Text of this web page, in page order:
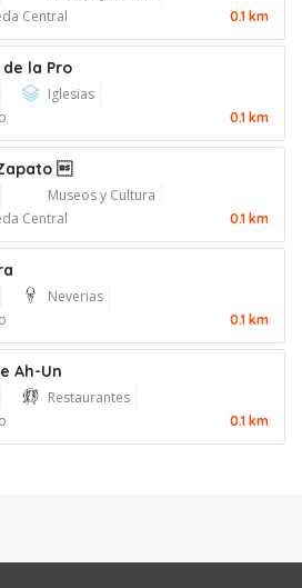
Central
0.1 km
la Pro
Iglesias
0.1 km

Museos y Cultura
Central
0.1 km
Neverias
0.1 km
Ah-Un
Restaurantes
0.1 km